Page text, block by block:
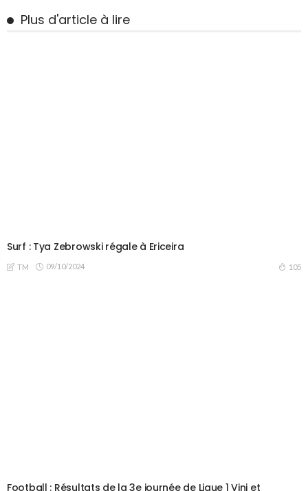
Plus d'article à lire
Surf : Tya Zebrowski régale à Ericeira
TM 09/10/2024 105
Football : Résultats de la 3e journée de Ligue 1 Vini et